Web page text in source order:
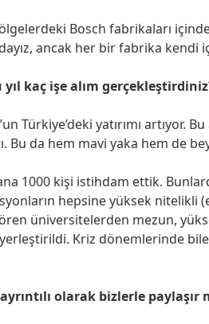
Bosch fabrikaları
ancak her bir fabrika kendi
kaç işe alım
Türkiye’deki yatırımı artıyor.
Bu da hem mavi yaka hem de
1000 kişi istihdam ettik.
hepsine yüksek nitelikli
üniversitelerden mezun,
Kriz dönemlerinde bile
olarak bizlerle paylaşır